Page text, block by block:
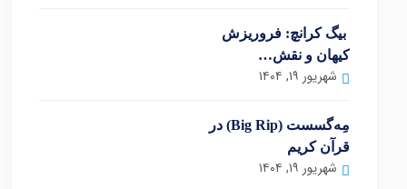
بیگ کرانچ: فروریزش
کیهان و نقش…
شهریور ۱۹, ۱۴۰۴
مِه‌گسست (Big Rip) در
قرآن کریم
شهریور ۱۹, ۱۴۰۴